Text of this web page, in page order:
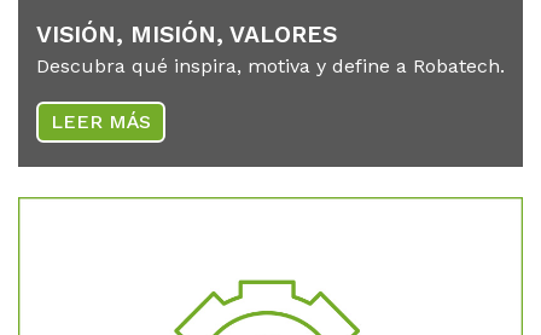
VISIÓN, MISIÓN, VA­LO­RES
Descubra qué inspira, motiva y define a Robatech.
LEER MÁS